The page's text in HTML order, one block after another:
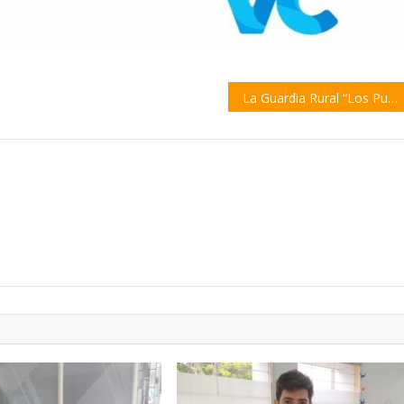
La Guardia Rural “Los Pumas” celebró su 60° aniversario